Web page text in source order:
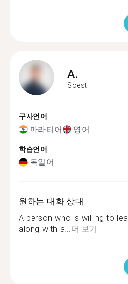
A.
Soest
구사언어
마라티어 영어
학습언어
독일어
원하는 대화 상대
A person who is willing to
along with a...더 보기